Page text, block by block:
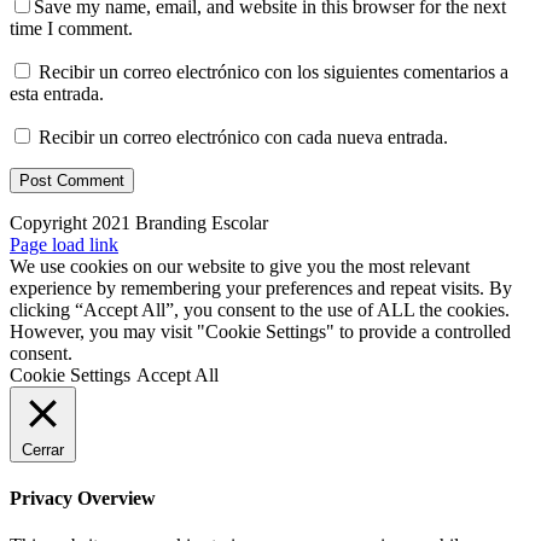
Save my name, email, and website in this browser for the next
time I comment.
Recibir un correo electrónico con los siguientes comentarios a
esta entrada.
Recibir un correo electrónico con cada nueva entrada.
Copyright 2021 Branding Escolar
X
Instagram
LinkedIn
YouTube
Email
Facebook
Page load link
We use cookies on our website to give you the most relevant
experience by remembering your preferences and repeat visits. By
clicking “Accept All”, you consent to the use of ALL the cookies.
However, you may visit "Cookie Settings" to provide a controlled
consent.
Cookie Settings Accept All
Cerrar
Privacy Overview